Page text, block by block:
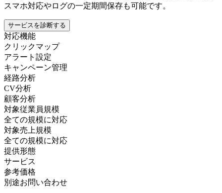
スマホ対応やログの一定期間保存も可能です。
サービスを診断する
対応機能
クリックマップ
アラート設定
キャンペーン管理
経路分析
CV分析
顧客分析
対象従業員規模
全ての規模に対応
対象売上規模
全ての規模に対応
提供形態
サービス
参考価格
別途お問い合わせ